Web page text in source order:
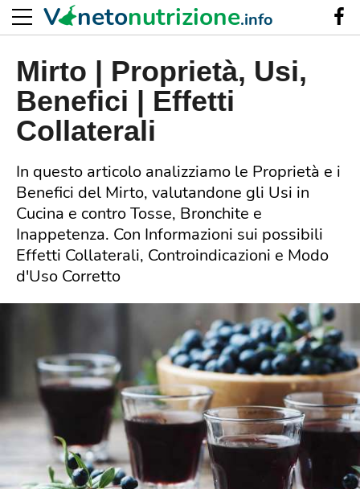
Mirto | Proprietà, Usi,
Benefici | Effetti
Collaterali
In questo articolo analizziamo le Proprietà e i
Benefici del Mirto, valutandone gli Usi in
Cucina e contro Tosse, Bronchite e
Inappetenza. Con Informazioni sui possibili
Effetti Collaterali, Controindicazioni e Modo
d'Uso Corretto
V netonutrizione.info